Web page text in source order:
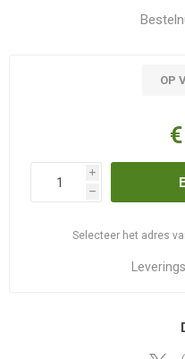
OP
i
h
Selecteer het adres